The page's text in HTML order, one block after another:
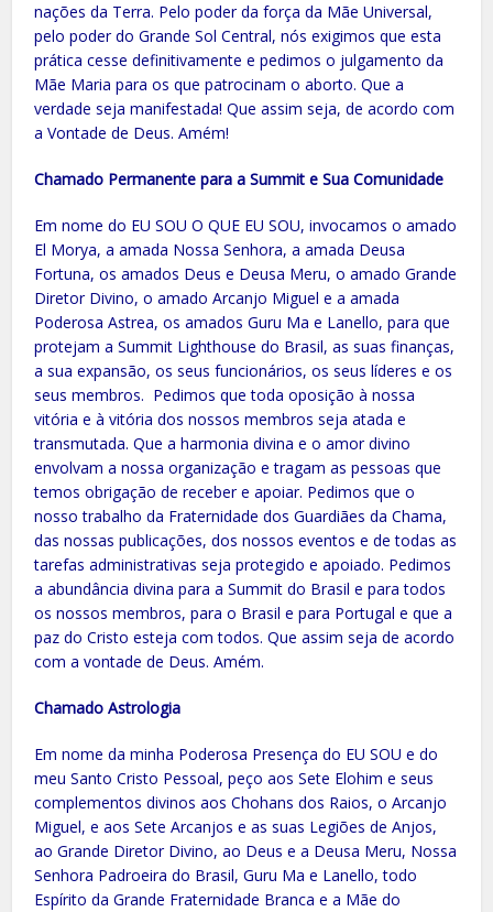
nações da Terra. Pelo poder da força da Mãe Universal,
pelo poder do Grande Sol Central, nós exigimos que esta
prática cesse definitivamente e pedimos o julgamento da
Mãe Maria para os que patrocinam o aborto. Que a
verdade seja manifestada! Que assim seja, de acordo com
a Vontade de Deus. Amém!
Chamado Permanente para a Summit e Sua Comunidade
Em nome do EU SOU O QUE EU SOU, invocamos o amado
El Morya, a amada Nossa Senhora, a amada Deusa
Fortuna, os amados Deus e Deusa Meru, o amado Grande
Diretor Divino, o amado Arcanjo Miguel e a amada
Poderosa Astrea, os amados Guru Ma e Lanello, para que
protejam a Summit Lighthouse do Brasil, as suas finanças,
a sua expansão, os seus funcionários, os seus líderes e os
seus membros. Pedimos que toda oposição à nossa
vitória e à vitória dos nossos membros seja atada e
transmutada. Que a harmonia divina e o amor divino
envolvam a nossa organização e tragam as pessoas que
temos obrigação de receber e apoiar. Pedimos que o
nosso trabalho da Fraternidade dos Guardiães da Chama,
das nossas publicações, dos nossos eventos e de todas as
tarefas administrativas seja protegido e apoiado. Pedimos
a abundância divina para a Summit do Brasil e para todos
os nossos membros, para o Brasil e para Portugal e que a
paz do Cristo esteja com todos. Que assim seja de acordo
com a vontade de Deus. Amém.
Chamado Astrologia
Em nome da minha Poderosa Presença do EU SOU e do
meu Santo Cristo Pessoal, peço aos Sete Elohim e seus
complementos divinos aos Chohans dos Raios, o Arcanjo
Miguel, e aos Sete Arcanjos e as suas Legiões de Anjos,
ao Grande Diretor Divino, ao Deus e a Deusa Meru, Nossa
Senhora Padroeira do Brasil, Guru Ma e Lanello, todo
Espírito da Grande Fraternidade Branca e a Mãe do